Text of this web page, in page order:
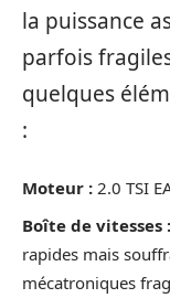
la puissance
parfois
quelques
:
Moteur : 2.0 TSI
Boîte de vitesses :
rapides mais
mécatroniques